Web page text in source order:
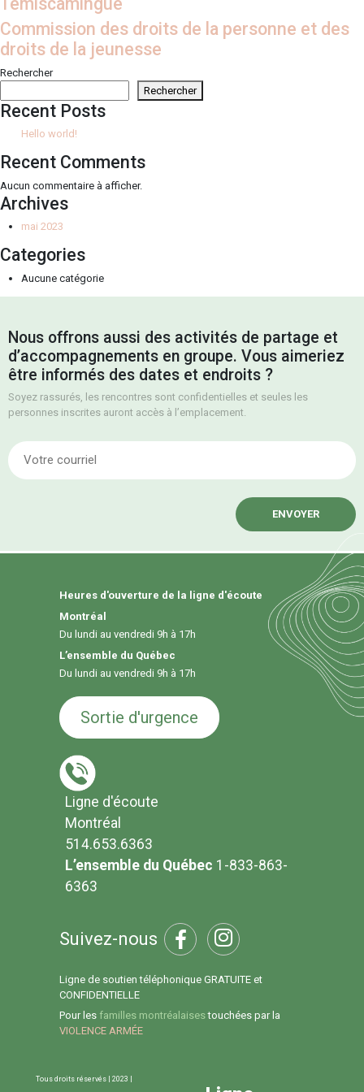
Commission des droits de la personne et des
droits de la jeunesse
Rechercher
Rechercher
Recent Posts
Hello world!
Recent Comments
Aucun commentaire à afficher.
Archives
mai 2023
Categories
Aucune catégorie
Nous offrons aussi des activités de partage et
d’accompagnements en groupe. Vous aimeriez
être informés des dates et endroits ?
Soyez rassurés, les rencontres sont confidentielles et seules les
personnes inscrites auront accès à l’emplacement.
Heures d'ouverture de la ligne d'écoute
Montréal
Du lundi au vendredi 9h à 17h
L’ensemble du Québec
Du lundi au vendredi 9h à 17h
Sortie d'urgence
Ligne d'écoute
Montréal
514.653.6363
L’ensemble du Québec 1-833-863-
6363
Suivez-nous
Ligne de soutien téléphonique GRATUITE et
CONFIDENTIELLE
Pour les familles montréalaisestouchées par la
VIOLENCE ARMÉE
Tous droits réservés | 2023 |